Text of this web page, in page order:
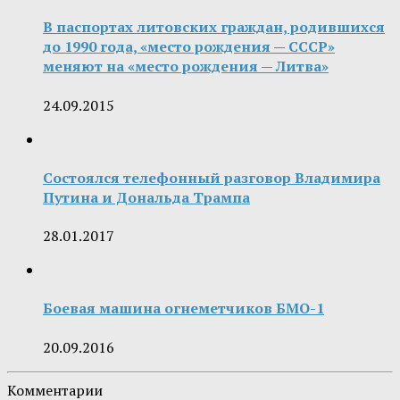
В паспортах литовских граждан, родившихся
до 1990 года, «место рождения — СССР»
меняют на «место рождения — Литва»
24.09.2015
Состоялся телефонный разговор Владимира
Путина и Дональда Трампа
28.01.2017
Боевая машина огнеметчиков БМО-1
20.09.2016
Комментарии